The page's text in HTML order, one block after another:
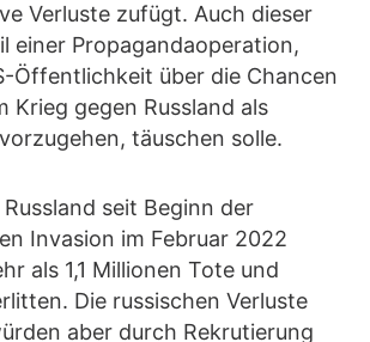
Verluste zufügt. Auch dieser
einer Propagandaoperation,
Öffentlichkeit über die Chancen
Krieg gegen Russland als
täuschen solle.
seit Beginn der
Invasion im Februar 2022
als 1,1 Millionen Tote und
Die russischen Verluste
aber durch Rekrutierung